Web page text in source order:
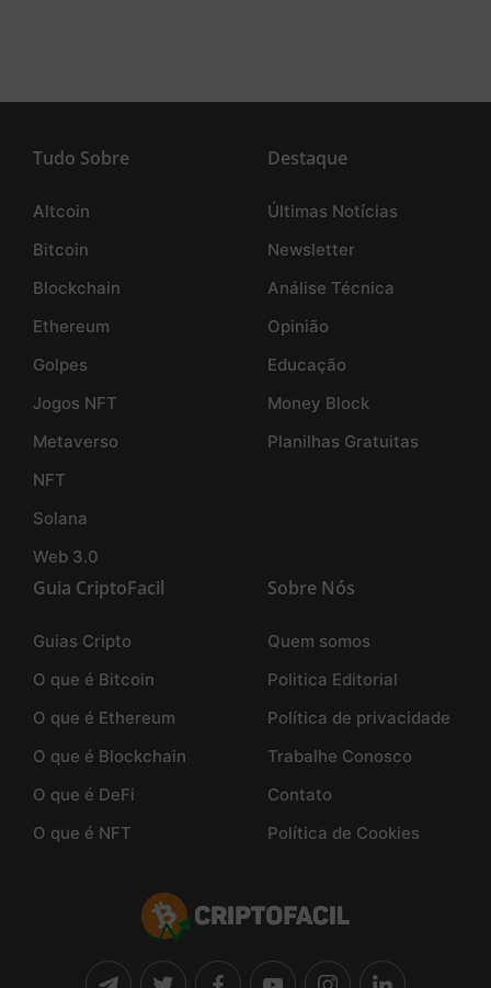
Tudo Sobre
Altcoin
Bitcoin
Blockchain
Ethereum
Golpes
Jogos NFT
Metaverso
NFT
Solana
Web 3.0
Destaque
Últimas Notícias
Newsletter
Análise Técnica
Opinião
Educação
Money Block
Planilhas Gratuitas
Guia CriptoFacil
Guias Cripto
O que é Bitcoin
O que é Ethereum
O que é Blockchain
O que é DeFi
O que é NFT
Sobre Nós
Quem somos
Politica Editorial
Política de privacidade
Trabalhe Conosco
Contato
Política de Cookies